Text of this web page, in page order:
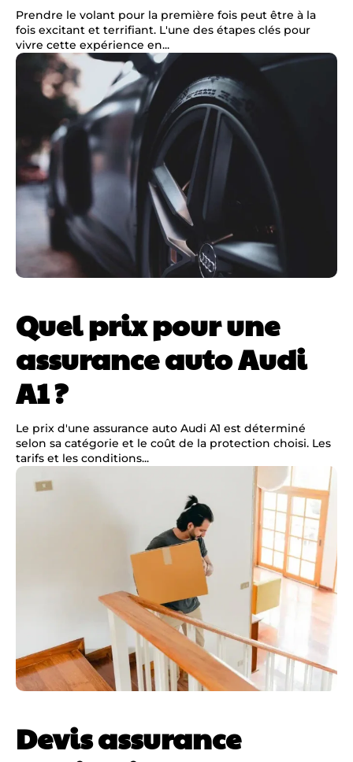
Prendre le volant pour la première fois peut être à la
fois excitant et terrifiant. L'une des étapes clés pour
vivre cette expérience en...
Quel prix pour une
assurance auto Audi
A1 ?
Le prix d'une assurance auto Audi A1 est déterminé
selon sa catégorie et le coût de la protection choisi. Les
tarifs et les conditions...
Devis assurance